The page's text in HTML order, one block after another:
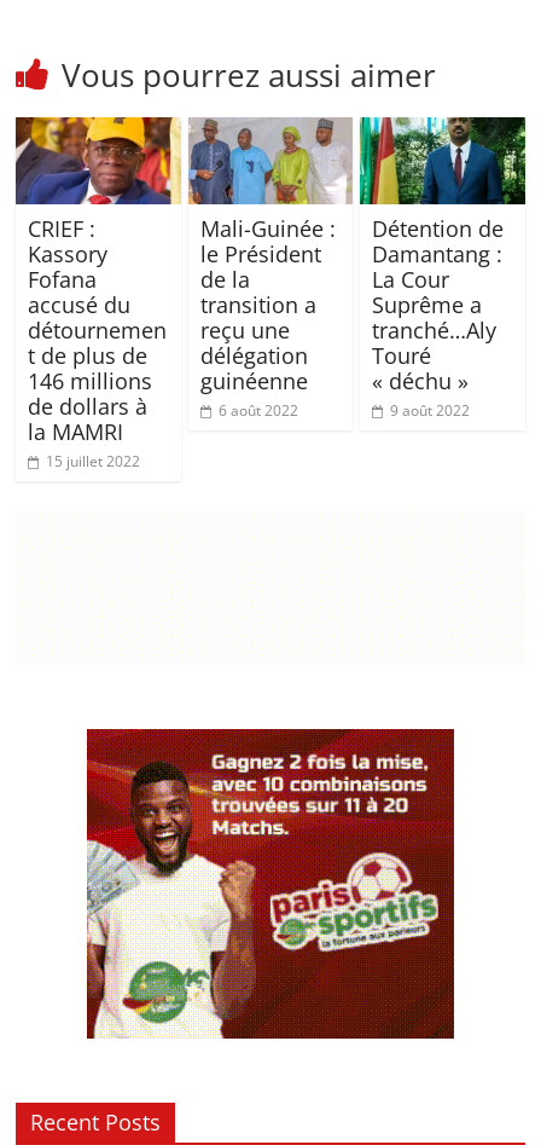
Vous pourrez aussi aimer
CRIEF :
Kassory
Fofana
accusé du
détournemen
t de plus de
146 millions
de dollars à
la MAMRI
15 juillet 2022
Mali-Guinée :
le Président
de la
transition a
reçu une
délégation
guinéenne
6 août 2022
Détention de
Damantang :
La Cour
Suprême a
tranché…Aly
Touré
« déchu »
9 août 2022
Recent Posts